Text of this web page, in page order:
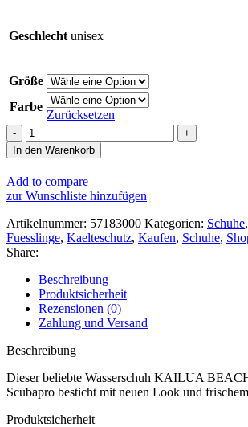
Geschlecht unisex
Größe
Farbe
Zurücksetzen
Kailua
Beach
Walker
Wasserschuh
Menge
In den Warenkorb
Add to compare
zur Wunschliste hinzufügen
Artikelnummer: 57183000 Kategorien: Schuhe,
Fuesslinge, Kaelteschutz, Kaufen, Schuhe,
Share:
Beschreibung
Produktsicherheit
Rezensionen (0)
Zahlung und Versand
Beschreibung
Dieser beliebte Wasserschuh KAILUA
Scubapro besticht mit neuen Look und
Produktsicherheit